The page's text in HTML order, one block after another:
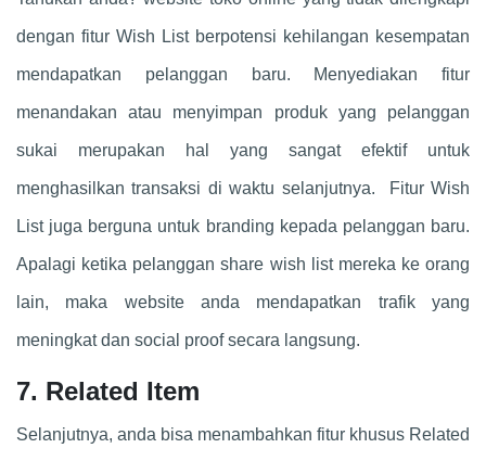
dengan fitur Wish List berpotensi kehilangan kesempatan
mendapatkan pelanggan baru. Menyediakan fitur
menandakan atau menyimpan produk yang pelanggan
sukai merupakan hal yang sangat efektif untuk
menghasilkan transaksi di waktu selanjutnya. Fitur Wish
List juga berguna untuk branding kepada pelanggan baru.
Apalagi ketika pelanggan share wish list mereka ke orang
lain, maka website anda mendapatkan trafik yang
meningkat dan social proof secara langsung.
7. Related Item
Selanjutnya, anda bisa menambahkan fitur khusus Related